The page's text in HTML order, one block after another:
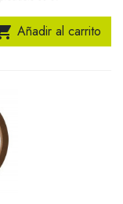
Añadir al carrito